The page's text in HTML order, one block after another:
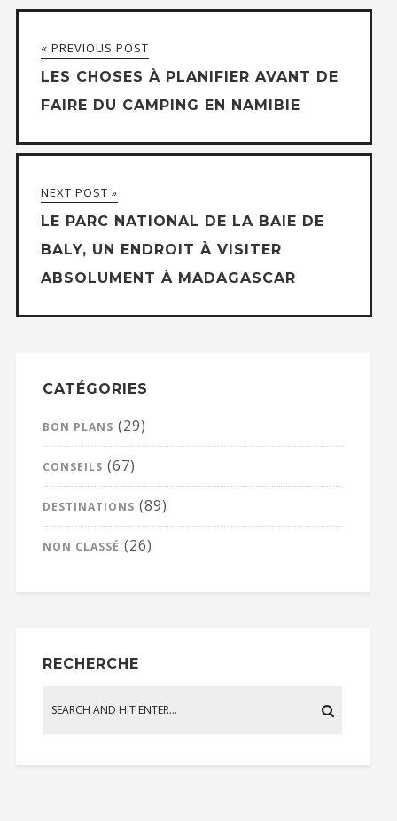
« PREVIOUS POST
LES CHOSES À PLANIFIER AVANT DE
FAIRE DU CAMPING EN NAMIBIE
NEXT POST »
LE PARC NATIONAL DE LA BAIE DE
BALY, UN ENDROIT À VISITER
ABSOLUMENT À MADAGASCAR
CATÉGORIES
BON PLANS (29)
CONSEILS (67)
DESTINATIONS (89)
NON CLASSÉ (26)
RECHERCHE